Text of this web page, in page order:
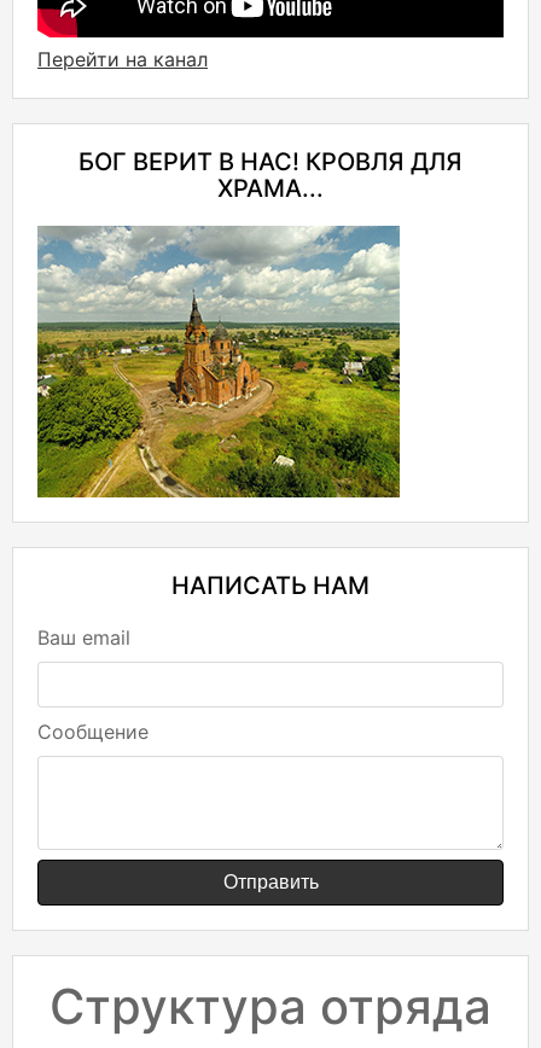
Перейти на канал
БОГ ВЕРИТ В НАС! КРОВЛЯ ДЛЯ
ХРАМА...
НАПИСАТЬ НАМ
Ваш email
Сообщение
Отправить
Структура отряда